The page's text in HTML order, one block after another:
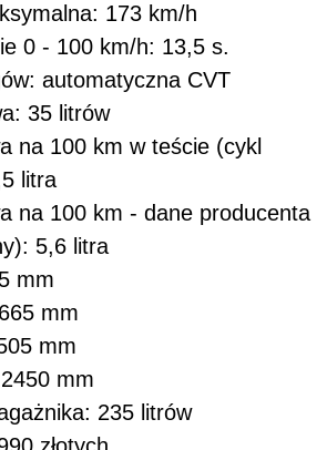
173 km/h
0 - 100 km/h: 13,5 s.
automatyczna CVT
35 litrów
na 100 km w teście (cykl
litra
na 100 km - dane producenta
5,6 litra
mm
mm
mm
mm
235 litrów